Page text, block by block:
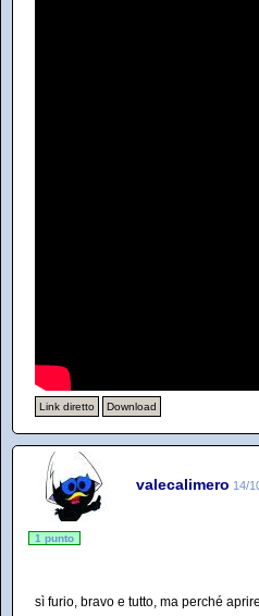
Link diretto Download
valecalimero 14/
1 punto
sì furio, bravo e tutto, ma perché